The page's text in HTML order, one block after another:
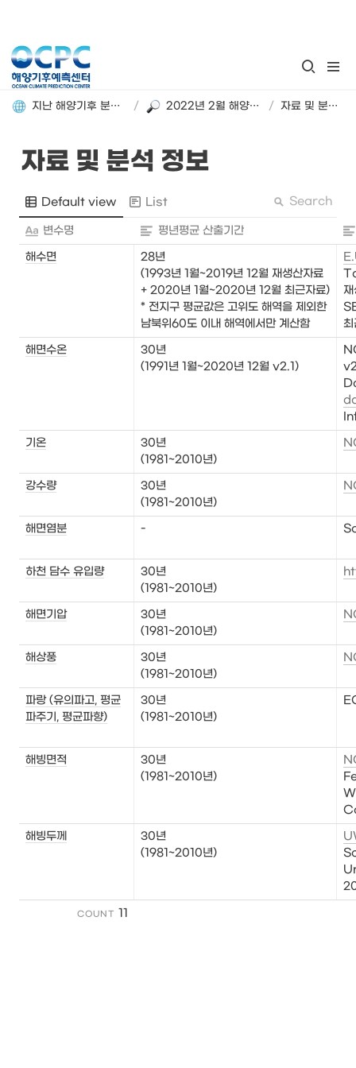
지난 해양기후 분석정보 돌아보기 / 2022년 2월 해양기후 분석정보 / 자료 및 분석 정보
자료 및 분석 정보
Default view List Search
변수명
평년평균 산출기간
해수면
28년
(1993년 1월~2019년 12월 재생산자료
+ 2020년 1월~2020년 12월 최근자료)
* 전지구 평균값은 고위도 해역을 제외한
남북위60도 이내 해역에서만 계산함
해면수온
30년
(1991년 1월~2020년 12월 v2.1)
기온
30년
(1981~2010년)
강수량
30년
(1981~2010년)
해면염분 -
하천 담수 유입량
30년
(1981~2010년)
해면기압
30년
(1981~2010년)
해상풍
30년
(1981~2010년)
파랑 (유의파고, 평균
파주기, 평균파향)
30년
(1981~2010년)
해빙면적
30년
(1981~2010년)
해빙두께
30년
(1981~2010년)
COUNT 11